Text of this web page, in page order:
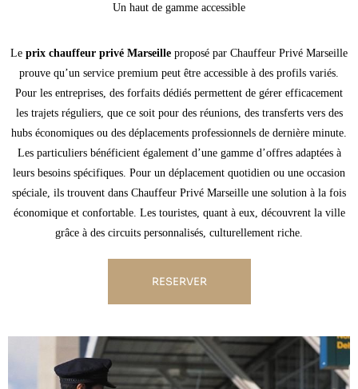
Un haut de gamme accessible
Le prix chauffeur privé Marseille proposé par Chauffeur Privé Marseille
prouve qu’un service premium peut être accessible à des profils variés.
Pour les entreprises, des forfaits dédiés permettent de gérer efficacement
les trajets réguliers, que ce soit pour des réunions, des transferts vers des
hubs économiques ou des déplacements professionnels de dernière minute.
Les particuliers bénéficient également d’une gamme d’offres adaptées à
leurs besoins spécifiques. Pour un déplacement quotidien ou une occasion
spéciale, ils trouvent dans Chauffeur Privé Marseille une solution à la fois
économique et confortable. Les touristes, quant à eux, découvrent la ville
grâce à des circuits personnalisés, culturellement riche.
RESERVER